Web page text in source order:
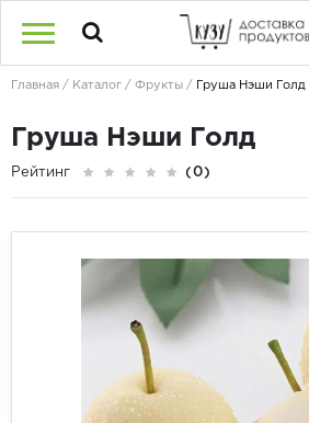
Главная Каталог Фрукты Груша Нэши Голд
Груша Нэши Голд
Рейтинг (0)